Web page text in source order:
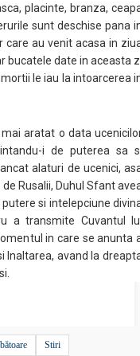
placinte, branza,
sunt deschise pana
care au venit acasa in
bucatele date in aceasta
le iau la intoarcerea
aratat o data
i de puterea sa
alaturi de ucenici,
Rusalii, Duhul Sfant
si intelepciune
a transmite Cuvantul
in care se anunta
Inaltarea, avand la
Stiri